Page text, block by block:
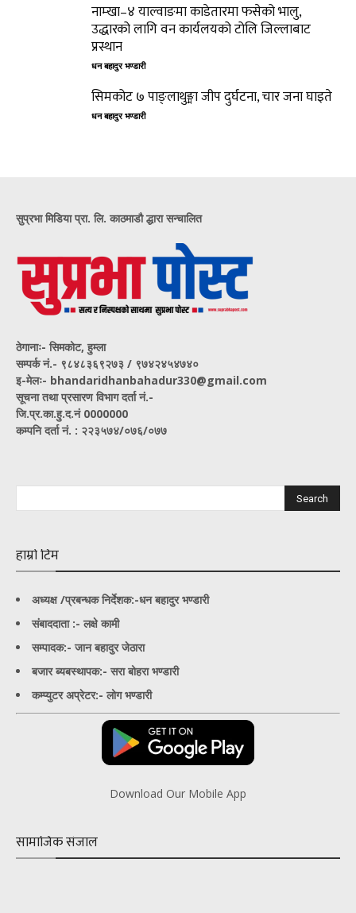
नाम्खा–४ याल्वाङमा काडेतारमा फसेको भालु,
उद्धारको लागि वन कार्यलयको टोलि जिल्लाबाट
प्रस्थान
धन बहादुर भण्डारी
सिमकोट ७ पाङ्लाथुङ्मा जीप दुर्घटना, चार जना घाइते
धन बहादुर भण्डारी
सुप्रभा मिडिया प्रा. लि. काठमाडौ द्धारा सन्चालित
ठेगानाः- सिमकोट, हुम्ला
सम्पर्क नं‍.- ९८४८३६९२७३ / ९७४२४५४७४०
इ-मेलः- bhandaridhanbahadur330@gmail.com
सूचना तथा प्रसारण विभाग दर्ता नं.-
जि.प्र.का.हु.द.नं 0000000
कम्पनि दर्ता नं. : २२३५७४/०७६/०७७
हाम्रो टिम
अध्यक्ष /प्रबन्धक निर्देशक:-धन बहादुर भण्डारी
संबाददाता :- लक्षे कामी
सम्पादक:- जान बहादुर जेठारा
बजार ब्यबस्थापक:- सरा बोहरा भण्डारी
कम्प्युटर अप्रेटर:- लोग भण्डारी
Download Our Mobile App
सामाजिक संजाल